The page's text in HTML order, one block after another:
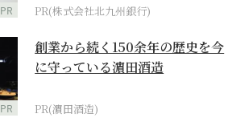
PR PR(株式会社北九州銀行)
PR
創業から続く150余年の歴史を今
に守っている濵田酒造
PR(濵田酒造)